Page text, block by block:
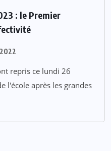
: le Premier
repris ce lundi 26
l'école après les grandes